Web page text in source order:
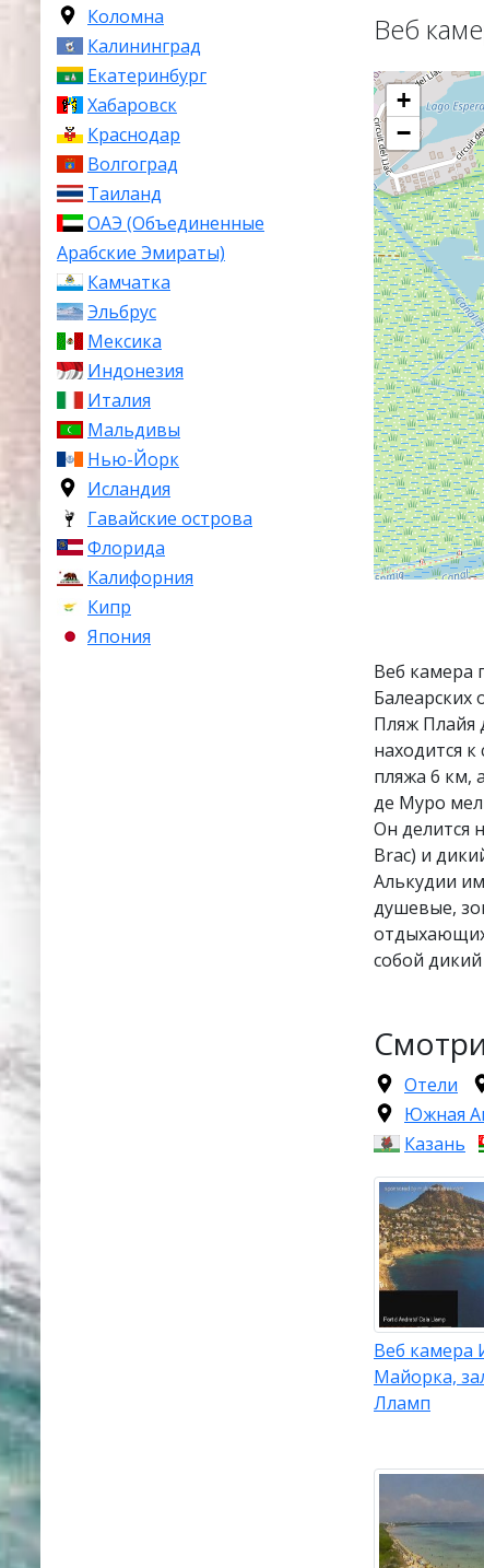
Коломна
Калининград
Екатеринбург
Хабаровск
Краснодар
Волгоград
Таиланд
ОАЭ (Объединенные
Арабские Эмираты)
Камчатка
Эльбрус
Мексика
Индонезия
Италия
Мальдивы
Нью-Йорк
Исландия
Гавайские острова
Флорида
Калифорния
Кипр
Япония
Веб
+
−
Веб камера
Балеарских
Пляж Плайя
находится к
пляжа 6 км,
де Муро
Он делится
Brac) и
Алькудии
душевые,
отдыхающих
собой
Отели
Южная
Казань
Веб камера
Майорка,
Лламп